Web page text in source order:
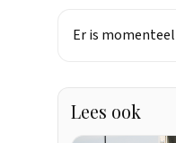
Er is
Lees ook